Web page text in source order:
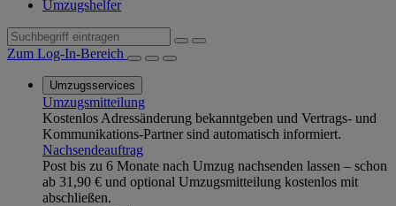
Umzugshelfer
Zum Log-In-Bereich
Umzugsservices
Umzugsmitteilung
Kostenlos Adressänderung bekanntgeben und Vertrags- und
Kommunikations-Partner sind automatisch informiert.
Nachsendeauftrag
Post bis zu 6 Monate nach Umzug nachsenden lassen – schon
ab 31,90 € und optional Umzugsmitteilung kostenlos mit
abschließen.